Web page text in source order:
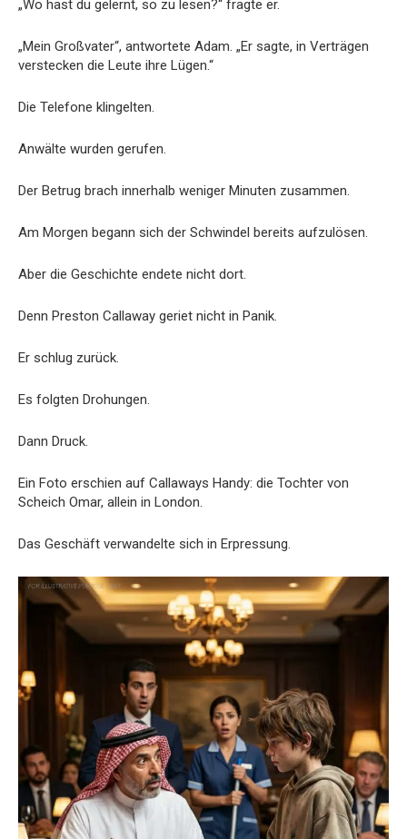
„Wo hast du gelernt, so zu lesen?“ fragte er.
„Mein Großvater“, antwortete Adam. „Er sagte, in Verträgen
verstecken die Leute ihre Lügen.“
Die Telefone klingelten.
Anwälte wurden gerufen.
Der Betrug brach innerhalb weniger Minuten zusammen.
Am Morgen begann sich der Schwindel bereits aufzulösen.
Aber die Geschichte endete nicht dort.
Denn Preston Callaway geriet nicht in Panik.
Er schlug zurück.
Es folgten Drohungen.
Dann Druck.
Ein Foto erschien auf Callaways Handy: die Tochter von
Scheich Omar, allein in London.
Das Geschäft verwandelte sich in Erpressung.